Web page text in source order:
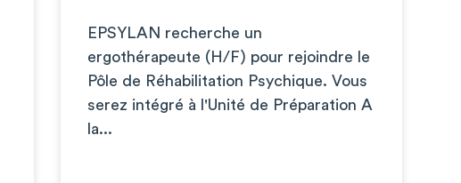
EPSYLAN recherche un
ergothérapeute (H/F) pour rejoindre le
Pôle de Réhabilitation Psychique. Vous
serez intégré à l'Unité de Préparation A
la...